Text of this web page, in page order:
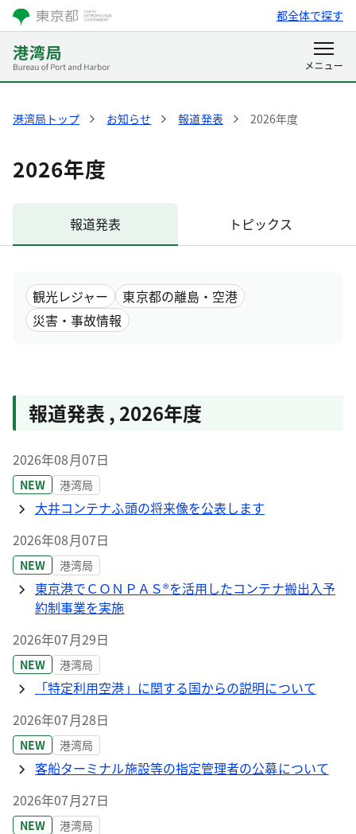
都全体で探す
港湾局トップ お知らせ 報道発表 2026年度
2026年度
報道発表 トピックス
観光レジャー
東京都の離島・空港
災害・事故情報
報道発表 , 2026年度
2026年08月07日
NEW 港湾局
大井コンテナふ頭の将来像を公表します
2026年08月07日
NEW 港湾局
東京港でＣＯＮＰＡＳ®を活用したコンテナ搬出入予
約制事業を実施
2026年07月29日
NEW 港湾局
「特定利用空港」に関する国からの説明について
2026年07月28日
NEW 港湾局
客船ターミナル施設等の指定管理者の公募について
2026年07月27日
NEW 港湾局